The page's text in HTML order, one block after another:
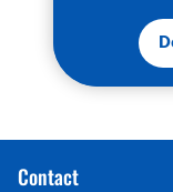
Contact